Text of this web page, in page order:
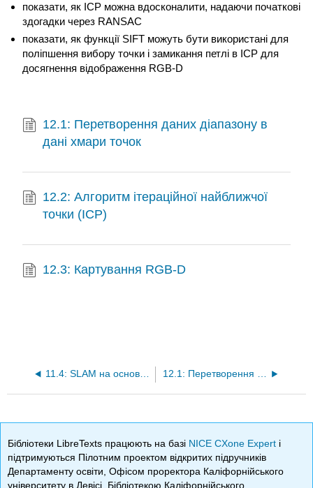
показати, як ICP можна вдосконалити, надаючи початкові
здогадки через RANSAC
показати, як функції SIFT можуть бути використані для
поліпшення вибору точки і замикання петлі в ICP для
досягнення відображення RGB-D
12.1: Перетворення даних діапазону в
дані хмари точок
12.2: Алгоритм ітераційної найближчої
точки (ICP)
12.3: Картування RGB-D
11.4: SLAM на основі графіка
Бібліотеки LibreTexts працюють на базі NICE CXone Expert і
підтримуються Пілотним проектом відкритих підручників
Департаменту освіти, Офісом проректора Каліфорнійського
університету в Девісі, Бібліотекою Каліфорнійського